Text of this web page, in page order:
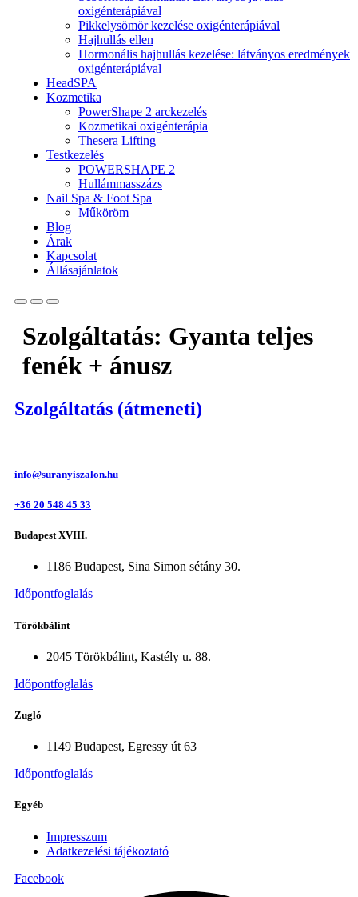
oxigénterápiával
Pikkelysömör kezelése oxigénterápiával
Hajhullás ellen
Hormonális hajhullás kezelése: látványos eredmények
oxigénterápiával
HeadSPA
Kozmetika
PowerShape 2 arckezelés
Kozmetikai oxigénterápia
Thesera Lifting
Testkezelés
POWERSHAPE 2
Hullámmasszázs
Nail Spa & Foot Spa
Műköröm
Blog
Árak
Kapcsolat
Állásajánlatok
Szolgáltatás: Gyanta teljes
fenék + ánusz
Szolgáltatás (átmeneti)
info@suranyiszalon.hu
+36 20 548 45 33
Budapest XVIII.
1186 Budapest, Sina Simon sétány 30.
Időpontfoglalás
Törökbálint
2045 Törökbálint, Kastély u. 88.
Időpontfoglalás
Zugló
1149 Budapest, Egressy út 63
Időpontfoglalás
Egyéb
Impresszum
Adatkezelési tájékoztató
Facebook